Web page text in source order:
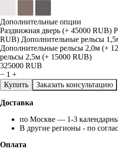
Дополнительные опции
Раздвижная дверь (+ 45000 RUB)
RUB) Дополнительные рельсы
Дополнительные рельсы 2,0м (+
рельсы 2,5м (+ 15000 RUB)
325000 RUB
− 1 +
Купить
Заказать консультацию
Доставка
по Москве — 1-3
В другие регионы - по
Оплата